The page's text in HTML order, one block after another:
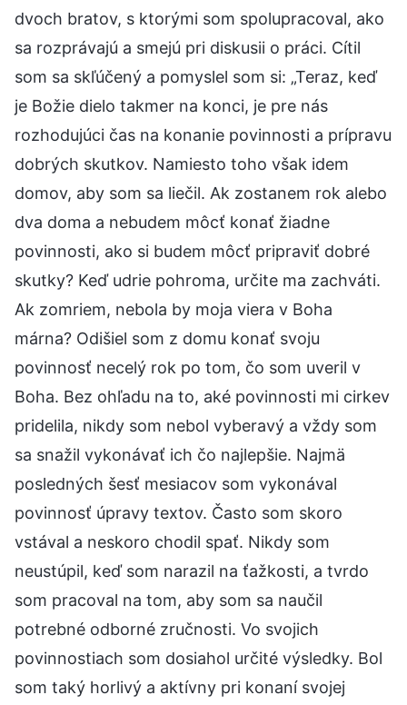
dvoch bratov, s ktorými som spolupracoval, ako
sa rozprávajú a smejú pri diskusii o práci. Cítil
som sa skľúčený a pomyslel som si: „Teraz, keď
je Božie dielo takmer na konci, je pre nás
rozhodujúci čas na konanie povinnosti a prípravu
dobrých skutkov. Namiesto toho však idem
domov, aby som sa liečil. Ak zostanem rok alebo
dva doma a nebudem môcť konať žiadne
povinnosti, ako si budem môcť pripraviť dobré
skutky? Keď udrie pohroma, určite ma zachváti.
Ak zomriem, nebola by moja viera v Boha
márna? Odišiel som z domu konať svoju
povinnosť necelý rok po tom, čo som uveril v
Boha. Bez ohľadu na to, aké povinnosti mi cirkev
pridelila, nikdy som nebol vyberavý a vždy som
sa snažil vykonávať ich čo najlepšie. Najmä
posledných šesť mesiacov som vykonával
povinnosť úpravy textov. Často som skoro
vstával a neskoro chodil spať. Nikdy som
neustúpil, keď som narazil na ťažkosti, a tvrdo
som pracoval na tom, aby som sa naučil
potrebné odborné zručnosti. Vo svojich
povinnostiach som dosiahol určité výsledky. Bol
som taký horlivý a aktívny pri konaní svojej